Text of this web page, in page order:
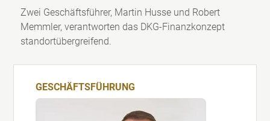
Zwei Geschäftsführer, Martin Husse und Robert
Memmler, verantworten das DKG-Finanzkonzept
standortübergreifend.
GESCHÄFTSFÜHRUNG